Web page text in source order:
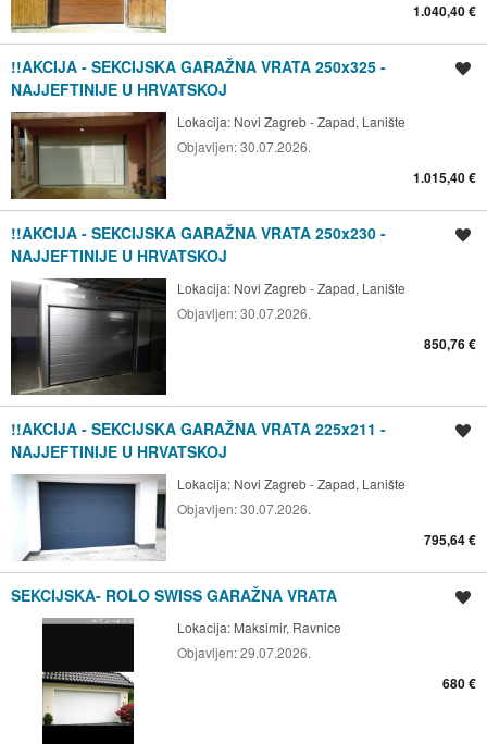
1.040,40 €
!!AKCIJA - SEKCIJSKA GARAŽNA VRATA 250x325 -
NAJJEFTINIJE U HRVATSKOJ
Lokacija: Novi Zagreb - Zapad, Lanište
Objavljen:30.07.2026.
1.015,40 €
!!AKCIJA - SEKCIJSKA GARAŽNA VRATA 250x230 -
NAJJEFTINIJE U HRVATSKOJ
Lokacija: Novi Zagreb - Zapad, Lanište
Objavljen:30.07.2026.
850,76 €
!!AKCIJA - SEKCIJSKA GARAŽNA VRATA 225x211 -
NAJJEFTINIJE U HRVATSKOJ
Lokacija: Novi Zagreb - Zapad, Lanište
Objavljen:30.07.2026.
795,64 €
SEKCIJSKA- ROLO SWISS GARAŽNA VRATA
Lokacija: Maksimir, Ravnice
Objavljen:29.07.2026.
680 €